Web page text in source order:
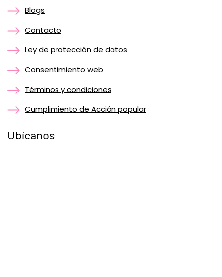
Blogs
Contacto
Ley de protección de datos
Consentimiento web
Términos y condiciones
Cumplimiento de Acción popular
Ubícanos